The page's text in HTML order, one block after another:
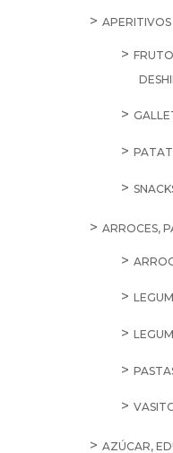
APERITIVOS
ARROCES,
AZÚCAR,